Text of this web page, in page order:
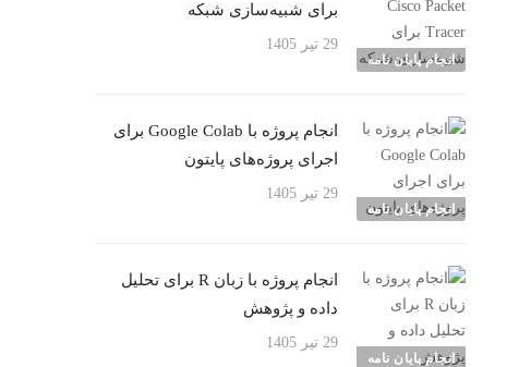
انجام پایان نامه
برای شبیه‌سازی شبکه
29 تیر 1405
انجام پایان نامه
انجام پروژه با Google Colab برای
اجرای پروژه‌های پایتون
29 تیر 1405
انجام پایان نامه
انجام پروژه با زبان R برای تحلیل
داده و پژوهش
29 تیر 1405